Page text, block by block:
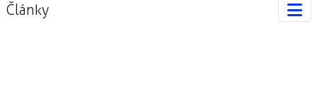
Články